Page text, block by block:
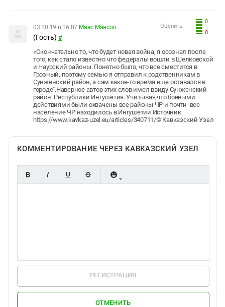
0
0
Оценить:
03.10.19 в 16:07 Маас Маасов
(Гость) #
«Окончательно то, что будет новая война, я осознал после
того, как стало известно что федералы вошли в Шелковской
и Наурский районы. Понятно было, что все сместится в
Грозный, поэтому семью я отправил к родственникам в
Сунженский район, а сам какое-то время еще оставался в
городе".Наверное автор этих слов имел ввиду Сунженский
район Республики Ингушетия. Учитывая,что боевыми
действиями были охвачены все районы ЧР и почти все
население ЧР находилось в Ингушетии.Источник:
https://www.kavkaz-uzel.eu/articles/340711/© Кавказский Узел
КОММЕНТИРОВАНИЕ ЧЕРЕЗ КАВКАЗСКИЙ УЗЕЛ
РЕГИСТРАЦИЯ
ОТМЕНИТЬ